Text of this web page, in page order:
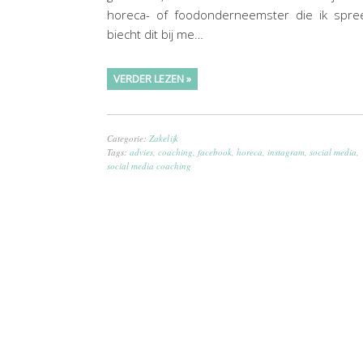
horeca- of foodonderneemster die ik
biecht dit bij me…
VERDER LEZEN »
Categorie: Zakelijk
Tags: advies, coaching, facebook, horeca, instagram, social media,
social media coaching